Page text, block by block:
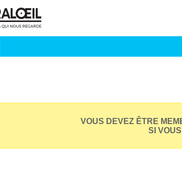
VOUS DEVEZ ÊTRE
SI